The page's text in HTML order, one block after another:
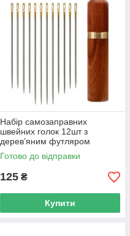
Набір самозаправних
швейних голок 12шт з
дерев’яним футляром
Готово до відправки
125 ₴
Купити